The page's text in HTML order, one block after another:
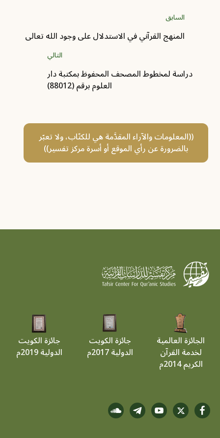
السابق
المنهج القرآني في الاستدلال على وجود الله تعالى
التالي
دراسة لمخطوط المصحف المحفوظ بمكتبة دار
العلوم برقم (88012)
((المعلومات والآراء المقدَّمة هي للكتّاب، ولا تعبّر
بالضرورة عن رأي الموقع أو أسرة مركز تفسير))
الجائزة العالمية
لخدمة القرآن
الكريم 2014م
جائزة الكويت
الدولية 2017م
جائزة الكويت
الدولية 2019م